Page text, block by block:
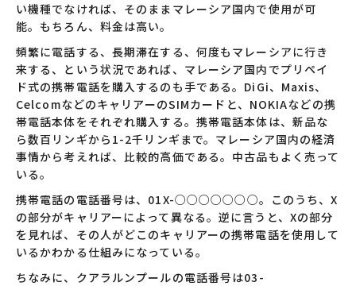
い機種でなければ、そのままマレーシア国内で使用が可
能。もちろん、料金は高い。
頻繁に電話する、長期滞在する、何度もマレーシアに行き
来する、という状況であれば、マレーシア国内でプリペイ
ド式の携帯電話を購入するのも手である。DiGi、Maxis、
CelcomなどのキャリアーのSIMカードと、NOKIAなどの携
帯電話本体をそれぞれ購入する。携帯電話本体は、新品な
ら数百リンギから1-2千リンギまで。マレーシア国内の経済
事情から考えれば、比較的高価である。中古品もよく売って
いる。
携帯電話の電話番号は、01X-○○○○○○○。このうち、X
の部分がキャリアーによって異なる。逆に言うと、Xの部分
を見れば、その人がどこのキャリアーの携帯電話を使用して
いるかわかる仕組みになっている。
ちなみに、クアラルンプールの電話番号は03-